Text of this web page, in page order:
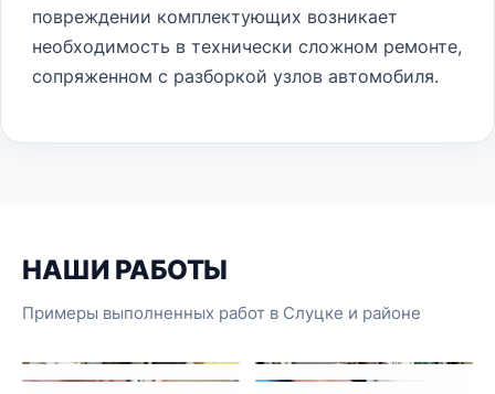
повреждении комплектующих возникает
необходимость в технически сложном ремонте,
сопряженном с разборкой узлов автомобиля.
НАШИ РАБОТЫ
Примеры выполненных работ в Слуцке и районе